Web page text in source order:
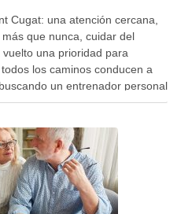
Cugat: una atención cercana,
que nunca, cuidar del
una prioridad para
los caminos conducen a
un entrenador personal